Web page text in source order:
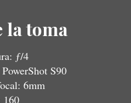
la toma
ƒ/4
S90
6mm
160